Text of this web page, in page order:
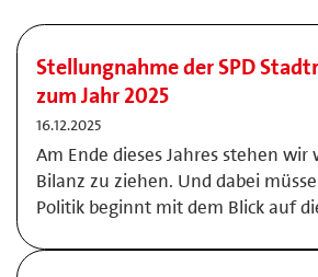
Stellungnahme der SPD
zum Jahr 2025
16.12.2025
Am Ende dieses Jahres stehen wir
Bilanz zu ziehen. Und dabei
Politik beginnt mit dem Blick auf